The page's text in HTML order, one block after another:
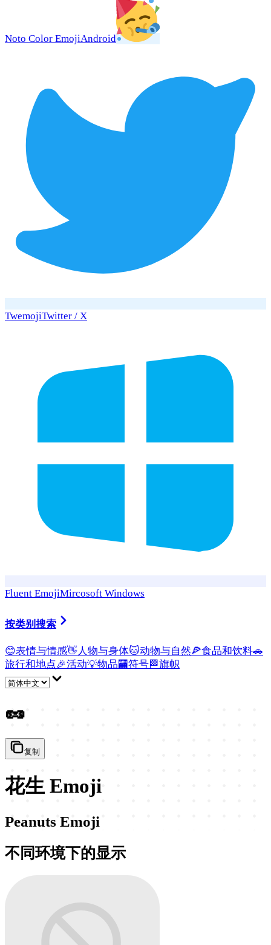
Noto Color EmojiAndroid
TwemojiTwitter / X
Fluent EmojiMircosoft Windows
按类别搜索
😊表情与情感👋 人物与身体🐱动物与自然🍕食品和饮料🚗
旅行和地点🎉活动💡物品🏧符号🏁旗帜
🥜
复制
花生 Emoji
Peanuts Emoji
不同环境下的显示